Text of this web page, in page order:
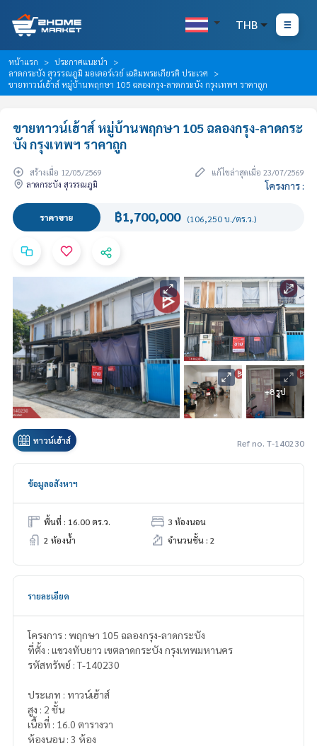
THB
หน้าแรก
ประกาศแนะนำ
ลาดกระบัง สุวรรณภูมิ มอเตอร์เวย์ เฉลิมพระเกียรติ ประเวศ
ขายทาวน์เฮ้าส์ หมู่บ้านพฤกษา 105 ฉลองกรุง-ลาดกระบัง กรุงเทพฯ ราคาถูก
ขายทาวน์เฮ้าส์ หมู่บ้านพฤกษา 105 ฉลองกรุง-ลาดกระ
บัง กรุงเทพฯ ราคาถูก
สร้างเมื่อ 12/05/2569
แก้ไขล่าสุดเมื่อ 23/07/2569
ลาดกระบัง สุวรรณภูมิ
โครงการ :
ราคาขาย ฿1,700,000 (106,250 บ./ตร.ว.)
+8 รูป
ทาวน์เฮ้าส์ Ref no. T-140230
ข้อมูลอสังหาฯ
พื้นที่ : 16.00 ตร.ว.
3 ห้องนอน
2 ห้องน้ำ
จำนวนชั้น : 2
รายละเอียด
โครงการ : พฤกษา 105 ฉลองกรุง-ลาดกระบัง
ที่ตั้ง : แขวงทับยาว เขตลาดกระบัง กรุงเทพมหานคร
รหัสทรัพย์ : T-140230
ประเภท : ทาวน์เฮ้าส์
สูง : 2 ชั้น
เนื้อที่ : 16.0 ตารางวา
ห้องนอน : 3 ห้อง